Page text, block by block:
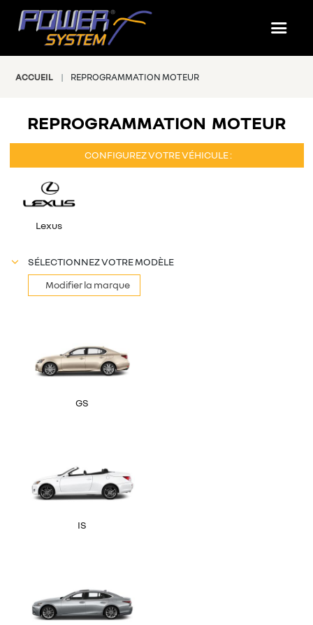
ACCUEIL REPROGRAMMATION MOTEUR
REPROGRAMMATION MOTEUR
CONFIGUREZ VOTRE VÉHICULE :
Lexus
SÉLECTIONNEZ VOTRE MODÈLE
Modifier la marque
GS
IS